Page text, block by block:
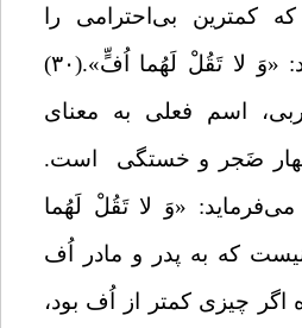
کمترین بی‌احترامی را
«وَ لا تَقُلْ لَهُما اُفٍّ».(۳۰)
اسم فعلی به معنای
ضَجر و خستگی
است.
«وَ لا تَقُلْ لَهُما
نیست که به پدر و مادر اُف
اگر چیزی کمتر از اُف بود،